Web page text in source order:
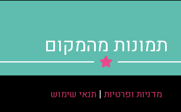
תמונות מהמקום
מדניות ופרטיות|תנאי שימוש